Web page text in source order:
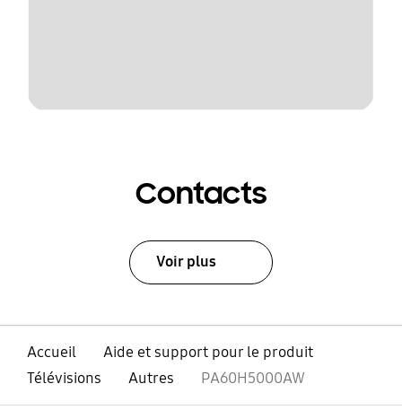
Contacts
Voir plus
Accueil
Aide et support pour le produit
Télévisions
Autres PA60H5000AW